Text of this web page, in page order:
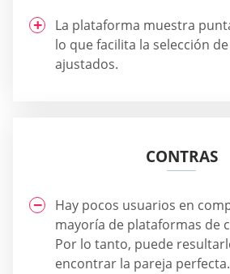
La plataforma muestra
lo que facilita la selección
ajustados.
CONTRAS
Hay pocos usuarios en
mayoría de plataformas de
Por lo tanto, puede
encontrar la pareja perfecta.